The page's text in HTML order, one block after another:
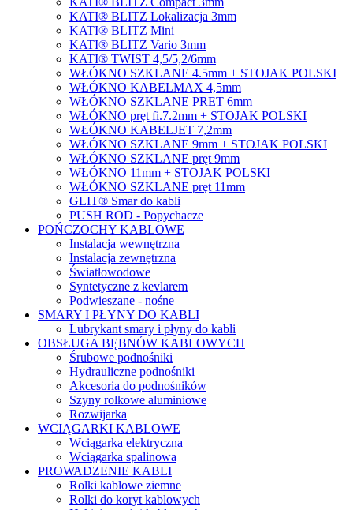
KATI® BLITZ Lokalizacja 3mm
KATI® BLITZ Mini
KATI® BLITZ Vario 3mm
KATI® TWIST 4,5/5,2/6mm
WŁÓKNO SZKLANE 4.5mm + STOJAK POLSKI
WŁÓKNO KABELMAX 4,5mm
WŁÓKNO SZKLANE PRET 6mm
WŁÓKNO pręt fi.7.2mm + STOJAK POLSKI
WŁÓKNO KABELJET 7,2mm
WŁÓKNO SZKLANE 9mm + STOJAK POLSKI
WŁÓKNO SZKLANE pręt 9mm
WŁÓKNO 11mm + STOJAK POLSKI
WŁÓKNO SZKLANE pręt 11mm
GLIT® Smar do kabli
PUSH ROD - Popychacze
POŃCZOCHY KABLOWE
Instalacja wewnętrzna
Instalacja zewnętrzna
Światłowodowe
Syntetyczne z kevlarem
Podwieszane - nośne
SMARY I PŁYNY DO KABLI
Lubrykant smary i płyny do kabli
OBSŁUGA BĘBNÓW KABLOWYCH
Śrubowe podnośniki
Hydrauliczne podnośniki
Akcesoria do podnośników
Szyny rolkowe aluminiowe
Rozwijarka
WCIĄGARKI KABLOWE
Wciągarka elektryczna
Wciągarka spalinowa
PROWADZENIE KABLI
Rolki kablowe ziemne
Rolki do koryt kablowych